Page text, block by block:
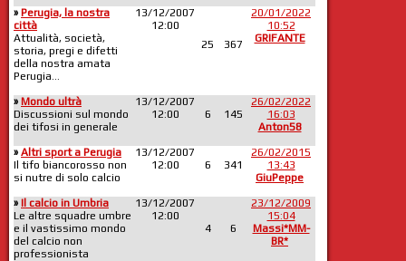
» Perugia, la nostra
città
Attualità, società,
storia, pregi e difetti
della nostra amata
Perugia...
13/12/2007
12:00
25
367
20/01/2022
10:52
GRIFANTE
» Mondo ultrà
Discussioni sul mondo
dei tifosi in generale
13/12/2007
12:00
6 145
26/02/2022
16:03
Anton58
» Altri sport a Perugia
Il tifo biancorosso non
si nutre di solo calcio
13/12/2007
12:00
6 341
26/02/2015
13:43
GiuPeppe
» Il calcio in Umbria
Le altre squadre umbre
e il vastissimo mondo
del calcio non
professionista
13/12/2007
12:00
4
6
23/12/2009
15:04
Massi*MM-
BR*